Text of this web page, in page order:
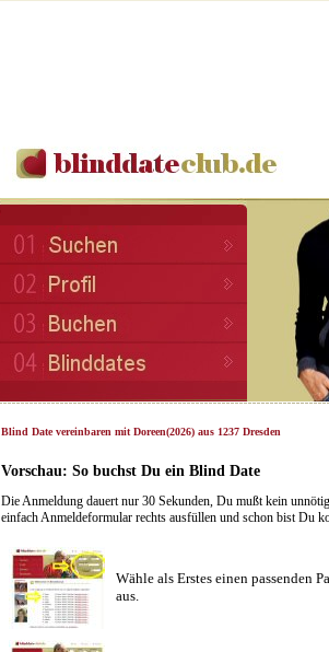
Blind Date vereinbaren mit Doreen(2026) aus 1237 Dresden
Vorschau: So buchst Du ein Blind Date
Die Anmeldung dauert nur 30 Sekunden, Du mußt kein
einfach Anmeldeformular rechts ausfüllen und schon bist Du
Wähle als Erstes einen passenden
aus.